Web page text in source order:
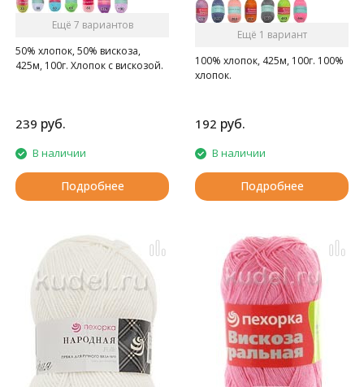
Ещё 7 вариантов
50% хлопок, 50% вискоза,
425м, 100г. Хлопок с вискозой.
239 руб.
В наличии
Подробнее
Ещё 1 вариант
100% хлопок, 425м, 100г. 100%
хлопок.
192 руб.
В наличии
Подробнее